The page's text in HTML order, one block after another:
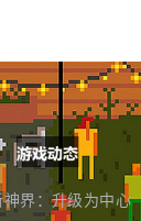
神界：升级为中心